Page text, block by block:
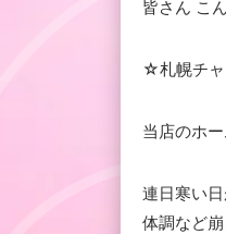
皆さん こ
☆札幌チ
当店のホ
連日寒い日
体調など